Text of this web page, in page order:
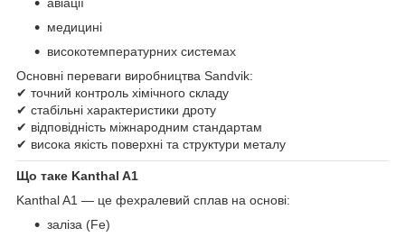
авіації
медицині
високотемпературних системах
Основні переваги виробництва Sandvik:
✔ точний контроль хімічного складу
✔ стабільні характеристики дроту
✔ відповідність міжнародним стандартам
✔ висока якість поверхні та структури металу
Що таке Kanthal A1
Kanthal A1 — це фехралевий сплав на основі:
заліза (Fe)